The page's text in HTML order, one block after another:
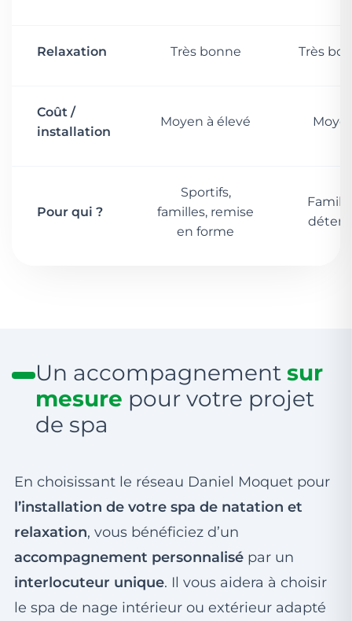
Relaxation Très bonne Très
Coût /
installation
Moyen à élevé
Pour qui ?
Sportifs,
familles, remise
en forme
Un accompagnement sur
mesure pour votre projet
de spa
En choisissant le réseau Daniel Moquet pour
l’installation de votre spa de natation et
relaxation, vous bénéficiez d’un
accompagnement personnalisé par un
interlocuteur unique. Il vous aidera à choisir
le spa de nage intérieur ou extérieur adapté